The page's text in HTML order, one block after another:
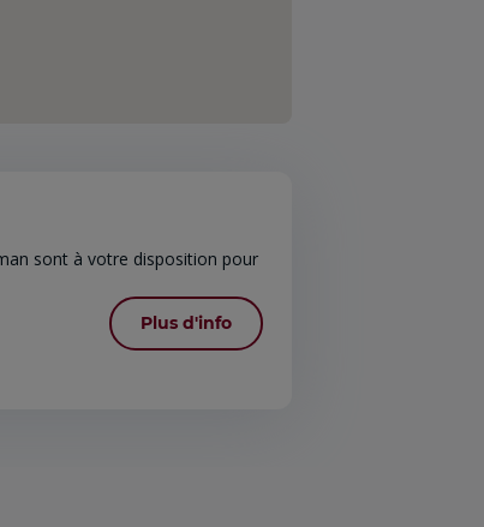
sont à votre disposition pour
Plus d'info